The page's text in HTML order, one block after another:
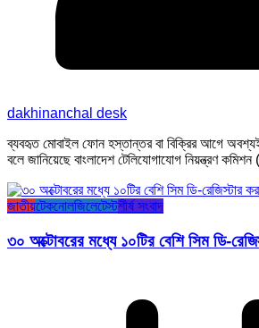
dakhinanchal desk
ব্যবহৃত মোবাইল ফোন হস্তান্তর বা বিক্রির আগে
বলে জানিয়েছে বাংলাদেশ টেলিযোগাযোগ নিয়ন্ত্রণ
জাতীয়টেকনোলজিলেটেস্টশীর্ষ সংবাদ
৩০ অক্টোবরের মধ্যে ১০টির বেশি সিম ডি-